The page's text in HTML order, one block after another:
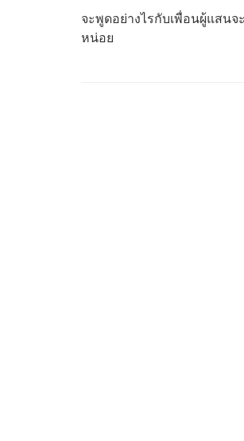
จะ​พูด​อย่างไร​กับ​เพื่อน​ผู้แสน​
หน่อย